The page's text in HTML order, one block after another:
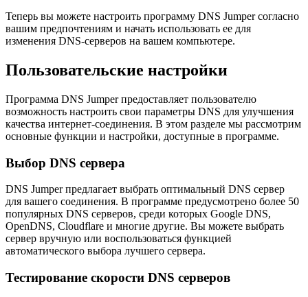
Теперь вы можете настроить программу DNS Jumper согласно
вашим предпочтениям и начать использовать ее для
изменения DNS-серверов на вашем компьютере.
Пользовательские настройки
Программа DNS Jumper предоставляет пользователю
возможность настроить свои параметры DNS для улучшения
качества интернет-соединения. В этом разделе мы рассмотрим
основные функции и настройки, доступные в программе.
Выбор DNS сервера
DNS Jumper предлагает выбрать оптимальный DNS сервер
для вашего соединения. В программе предусмотрено более 50
популярных DNS серверов, среди которых Google DNS,
OpenDNS, Cloudflare и многие другие. Вы можете выбрать
сервер вручную или воспользоваться функцией
автоматического выбора лучшего сервера.
Тестирование скорости DNS серверов